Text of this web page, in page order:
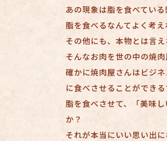
あの現象は脂を食べている
脂を食べるなんてよく考
その他にも、本物とは言
そんなお肉を世の中の焼
確かに焼肉屋さんはビジ
に食べさせることができ
脂を食べさせて、「美味
か？
それが本当にいい思い出